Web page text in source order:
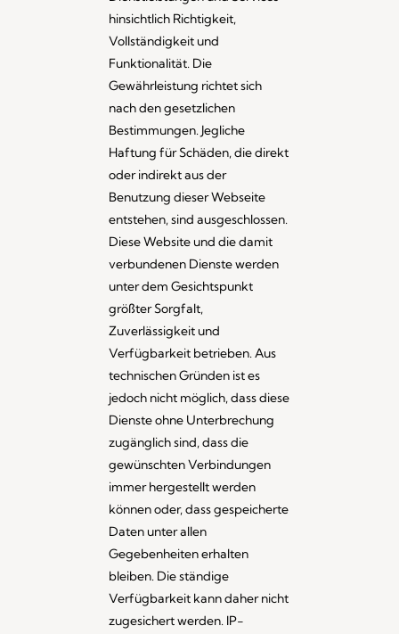
hinsichtlich Richtigkeit,
Vollständigkeit und
Funktionalität. Die
Gewährleistung richtet sich
nach den gesetzlichen
Bestimmungen. Jegliche
Haftung für Schäden, die direkt
oder indirekt aus der
Benutzung dieser Webseite
entstehen, sind ausgeschlossen.
Diese Website und die damit
verbundenen Dienste werden
unter dem Gesichtspunkt
größter Sorgfalt,
Zuverlässigkeit und
Verfügbarkeit betrieben. Aus
technischen Gründen ist es
jedoch nicht möglich, dass diese
Dienste ohne Unterbrechung
zugänglich sind, dass die
gewünschten Verbindungen
immer hergestellt werden
können oder, dass gespeicherte
Daten unter allen
Gegebenheiten erhalten
bleiben. Die ständige
Verfügbarkeit kann daher nicht
zugesichert werden. IP-